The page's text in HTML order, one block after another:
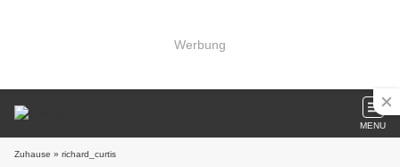
Werbung
MENU
Zuhause » richard_curtis